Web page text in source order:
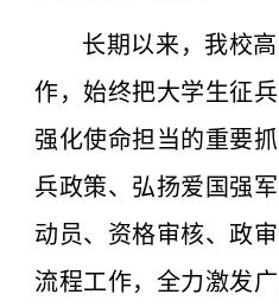
长期以来，我校
作，始终把大学生征
强化使命担当的重要
兵政策、弘扬爱国强
动员、资格审核、政
流程工作，全力激发